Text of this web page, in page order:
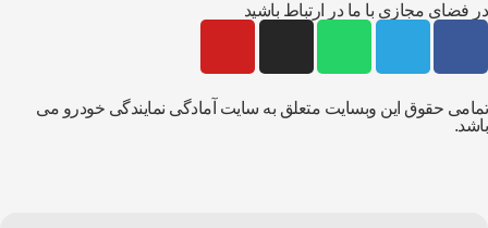
در فضای مجازی با ما در ارتباط باشید
تمامی حقوق این وبسایت متعلق به سایت آمادگی نمایندگی خودرو می
باشد.